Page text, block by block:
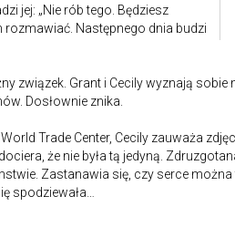
jej: „Nie rób tego. Będziesz
rozmawiać. Następnego dnia budzi
związek. Grant i Cecily wyznają sobie
Dosłownie znika.
Trade Center, Cecily zauważa
że nie była tą jedyną.
Zastanawia się, czy serce można
spodziewała…